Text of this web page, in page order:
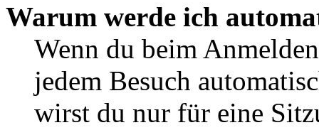
Warum werde ich
Wenn du beim
jedem Besuch
wirst du nur für eine